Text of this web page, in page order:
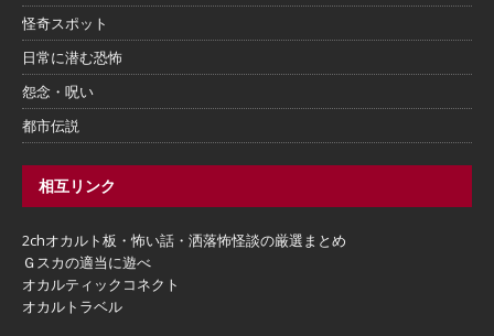
怪奇スポット
日常に潜む恐怖
怨念・呪い
都市伝説
相互リンク
2chオカルト板・怖い話・洒落怖怪談の厳選まとめ
Ｇスカの適当に遊べ
オカルティックコネクト
オカルトラベル